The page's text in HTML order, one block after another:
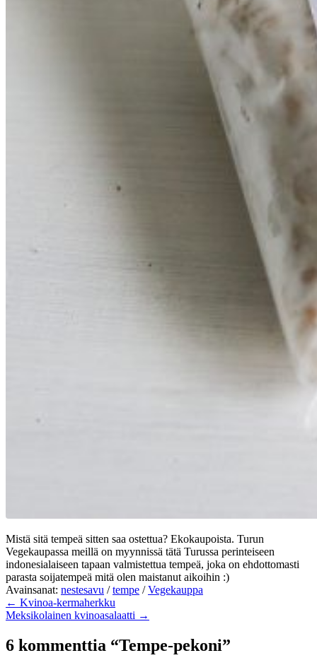
Mistä sitä tempeä sitten saa ostettua? Ekokaupoista. Turun
Vegekaupassa meillä on myynnissä tätä Turussa perinteiseen
indonesialaiseen tapaan valmistettua tempeä, joka on ehdottomasti
parasta soijatempeä mitä olen maistanut aikoihin :)
Avainsanat: nestesavu /tempe /Vegekauppa
← Kvinoa-kermaherkku
Meksikolainen kvinoasalaatti →
6 kommenttia “Tempe-pekoni”